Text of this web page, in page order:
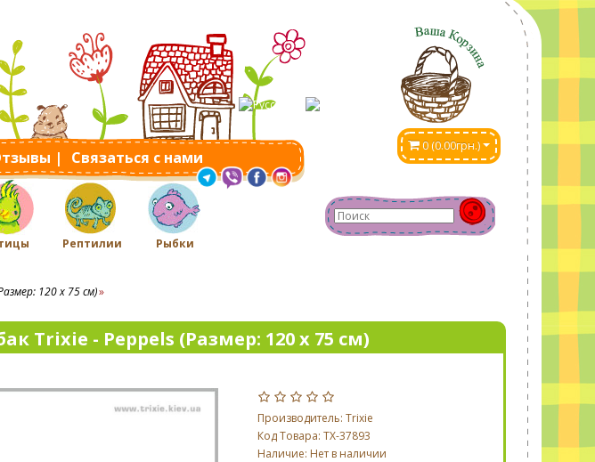
| Связаться с нами
0 (0.00грн.)
Рептилии Рыбки
120 x 75 см)
Trixie - Peppels (Размер: 120 x 75 см)
Производитель: Trixie
Код Товара: TX-37893
Наличие: Нет в наличии